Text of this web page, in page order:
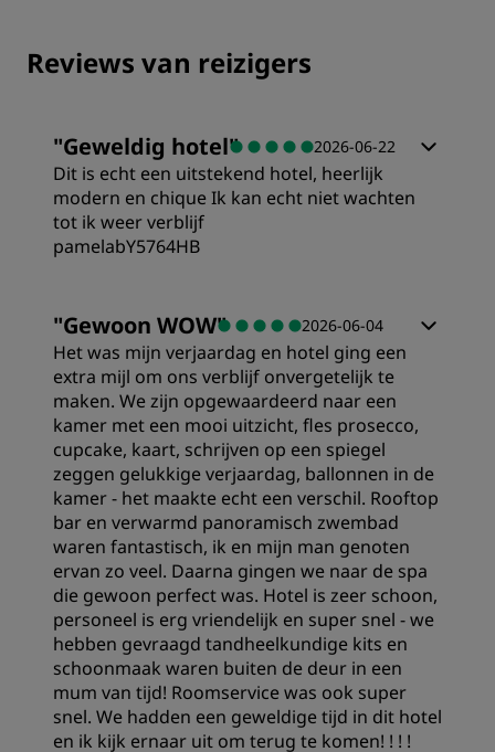
Reviews van reizigers
"Geweldig hotel" 2026-06-22
Dit is echt een uitstekend hotel, heerlijk
modern en chique Ik kan echt niet wachten
tot ik weer verblijf
pamelabY5764HB
Prijs/kwaliteit
Slaapkwaliteit
Locatie
Hygiëne
Service
"Gewoon WOW" 2026-06-04
Het was mijn verjaardag en hotel ging een
extra mijl om ons verblijf onvergetelijk te
maken. We zijn opgewaardeerd naar een
kamer met een mooi uitzicht, fles prosecco,
cupcake, kaart, schrijven op een spiegel
zeggen gelukkige verjaardag, ballonnen in de
kamer - het maakte echt een verschil. Rooftop
bar en verwarmd panoramisch zwembad
waren fantastisch, ik en mijn man genoten
ervan zo veel. Daarna gingen we naar de spa
die gewoon perfect was. Hotel is zeer schoon,
personeel is erg vriendelijk en super snel - we
hebben gevraagd tandheelkundige kits en
schoonmaak waren buiten de deur in een
mum van tijd! Roomservice was ook super
snel. We hadden een geweldige tijd in dit hotel
en ik kijk ernaar uit om terug te komen! ! ! !